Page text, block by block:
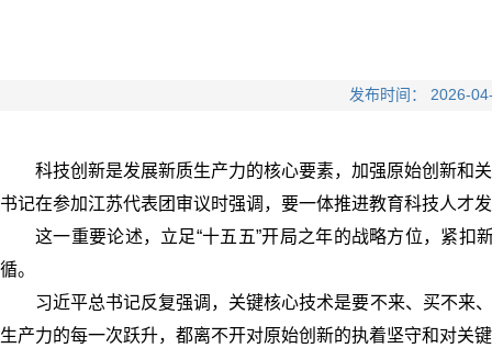
发布时间：
科技创新是发展新质生产力的核心要素，加强原始创新和
书记在参加江苏代表团审议时强调，要一体推进教育科技人才
这一重要论述，立足“十五五”开局之年的战略方位，紧
循。
习近平总书记反复强调，关键核心技术是要不来、买不来
生产力的每一次跃升，都离不开对原始创新的执着坚守和对关